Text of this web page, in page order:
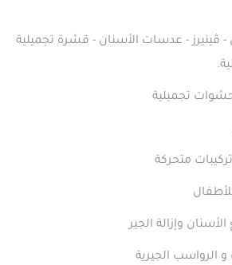
- ڤينيرز - عدسات الأسنان - قشرة تجميلية
تجميلية
متحركة
وإزالة الجير
و الرواسب الجيرية